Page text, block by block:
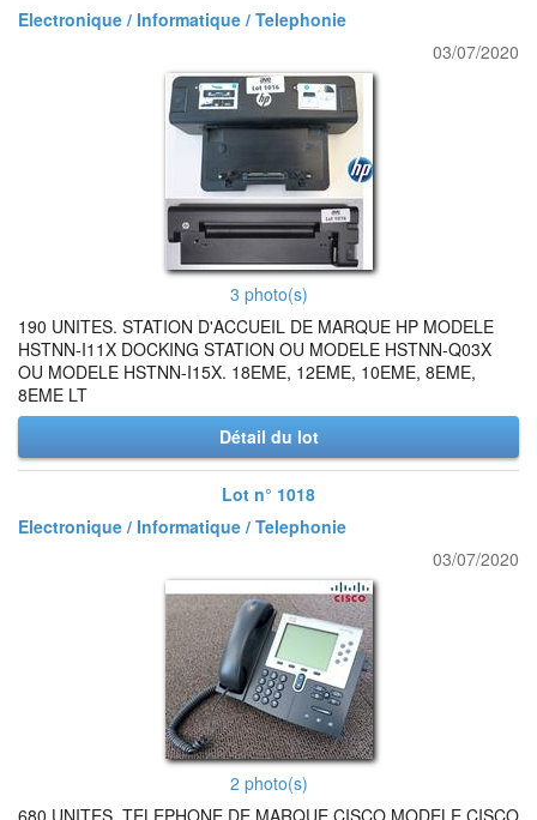
Electronique / Informatique / Telephonie
03/07/2020
3 photo(s)
190 UNITES. STATION D'ACCUEIL DE MARQUE HP MODELE
HSTNN-I11X DOCKING STATION OU MODELE HSTNN-Q03X
OU MODELE HSTNN-I15X. 18EME, 12EME, 10EME, 8EME,
8EME LT
Détail du lot
Lot n° 1018
Electronique / Informatique / Telephonie
03/07/2020
2 photo(s)
680 UNITES. TELEPHONE DE MARQUE CISCO MODELE CISCO